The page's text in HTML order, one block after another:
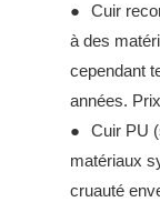
●
Cuir
à des
cependant
années.
●
Cuir PU
matériaux
cruauté